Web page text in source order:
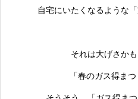
自宅にいたくなるような
それは大げさかも
「春のガス得ま